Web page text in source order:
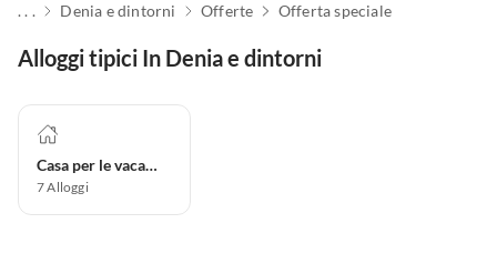
. . . Denia e dintorni Offerte Offerta speciale
Alloggi tipici In Denia e dintorni
Casa per le vacanze
7Alloggi